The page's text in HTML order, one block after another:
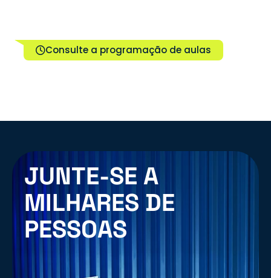
Consulte a programação de aulas
JUNTE-SE A
MILHARES DE
PESSOAS